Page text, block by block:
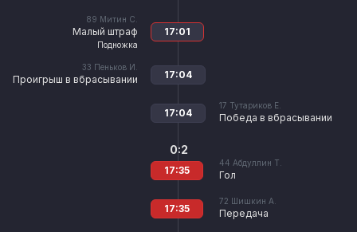
89 Митин С.
Малый штраф
Подножка
17:01
33 Пеньков И.
Проигрыш в вбрасывании 17:04
17 Тутариков Е.
Победа в вбрасывании
17:04
44 Абдуллин Т.
Гол
0:2
17:35
72 Шишкин А.
Передача
17:35